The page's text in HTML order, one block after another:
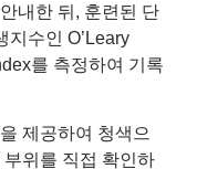
내한 뒤, 훈련된 단
지수인 O’Leary
를 측정하여 기록
제공하여 청색으
위를 직접 확인하